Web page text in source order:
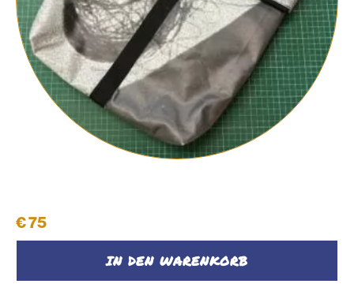
€75
IN DEN WARENKORB